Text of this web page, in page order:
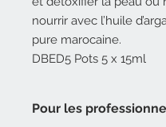
nourrir avec l’huile
pure marocaine.
DBED5 Pots 5 x 15ml
Pour les